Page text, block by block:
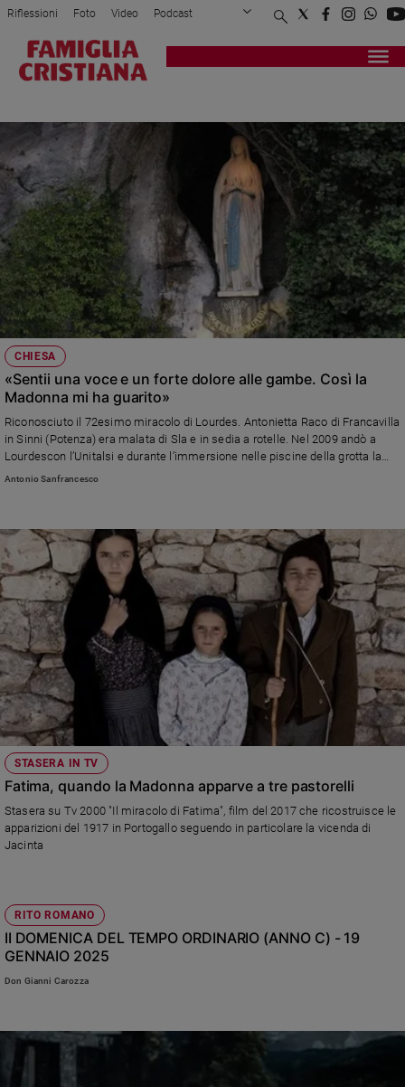
Attualità
Politica
Mondo
Economia
Legalità
e
giustizia
Sport
Interviste
Papa
Papa
Chiesa
Chiesa
Fede
Santi
Devozione
e
fede
Parola
del
giorno
Santo
del
giorno
Società
e
valori
Ambiente
e
Diritti
Aziende
di
settimana
Riflessioni Foto Video Podcast
Privacy Policy Chi siamo
Registrati Redazione
CHIESA
«Sentii una voce e un forte dolore alle gambe. Così la
Madonna mi ha guarito»
Riconosciuto il 72esimo miracolo di Lourdes. Antonietta Raco di Francavilla
in Sinni (Potenza) era malata di Sla e in sedia a rotelle. Nel 2009 andò a
Lourdescon l’Unitalsi e durante l’immersione nelle piscine della grotta la
sua vita cambiò: «Una voce di donna mi diceva di non avere paura. Capii
Antonio Sanfrancesco
STASERA IN TV
Fatima, quando la Madonna apparve a tre pastorelli
Stasera su Tv 2000 "Il miracolo di Fatima", film del 2017 che ricostruisce le
apparizioni del 1917 in Portogallo seguendo in particolare la vicenda di
Jacinta
RITO ROMANO
II DOMENICA DEL TEMPO ORDINARIO (ANNO C) - 19
GENNAIO 2025
Don Gianni Carozza